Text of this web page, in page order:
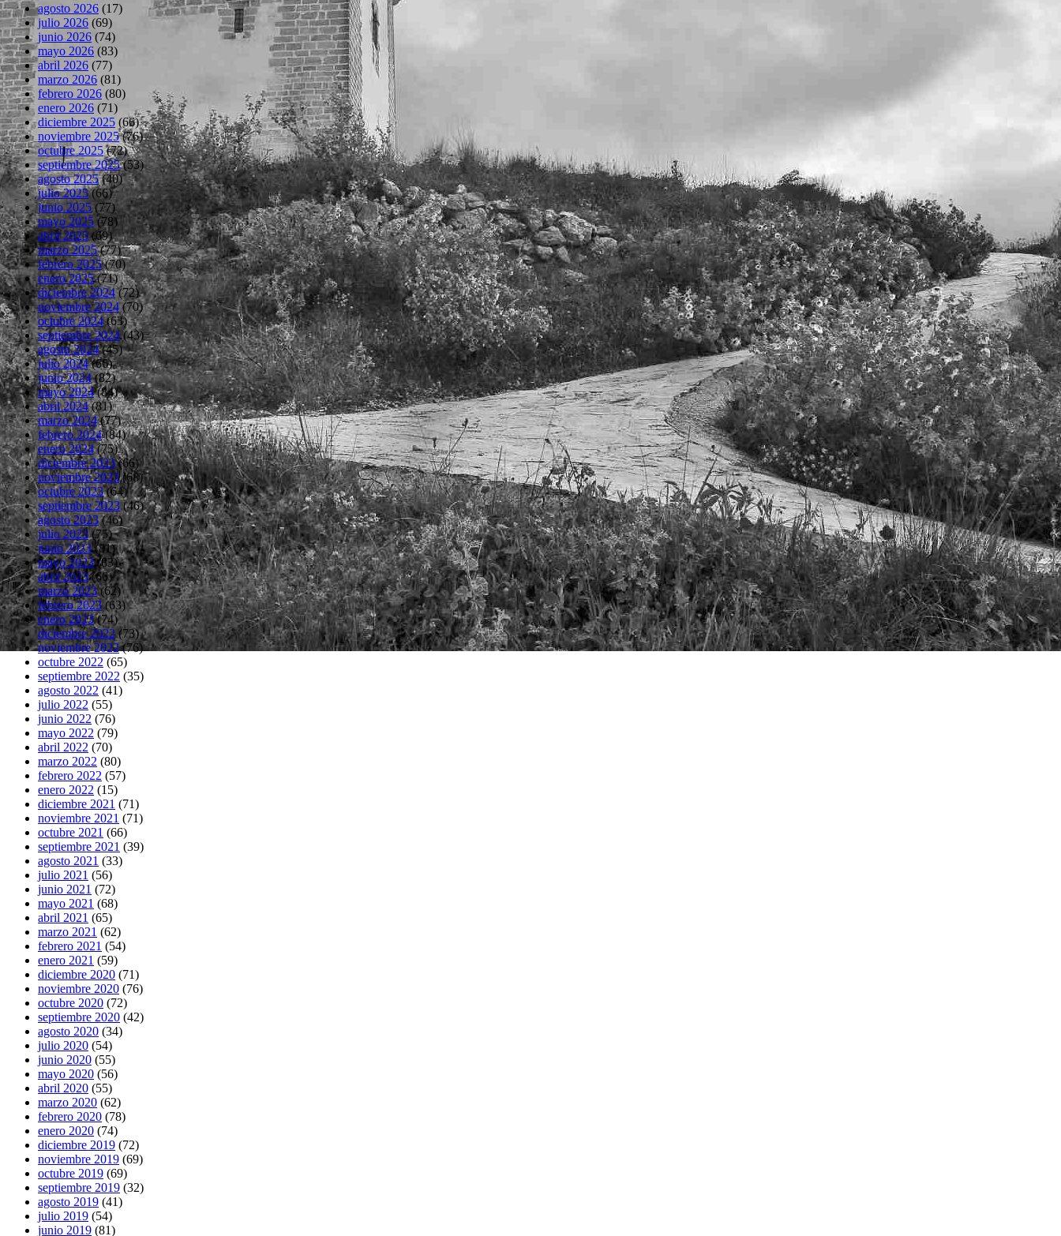
agosto 2026 (17)
julio 2026 (69)
junio 2026 (74)
mayo 2026 (83)
abril 2026 (77)
marzo 2026 (81)
febrero 2026 (80)
enero 2026 (71)
diciembre 2025 (66)
noviembre 2025(76)
octubre 2025(72)
septiembre 2025(53)
agosto 2025(40)
julio 2025(66)
junio 2025(77)
mayo 2025 (78)
abril 2025(69)
marzo 2025(77)
febrero 2025(70)
enero 2025(71)
diciembre 2024(72)
noviembre 2024(70)
octubre 2024(63)
septiembre 2024(43)
agosto 2024(45)
julio 2024(66)
junio 2024(82)
mayo 2024(84)
abril 2024(81)
marzo 2024(77)
febrero 2024(84)
enero 2024(75)
diciembre 2023(66)
noviembre 2023(68)
octubre 2023(64)
septiembre 2023(46)
agosto 2023(46)
julio 2023(75)
junio 2023(81)
mayo 2023(83)
abril 2023(66)
marzo 2023(62)
febrero 2023(63)
enero 2023(74)
diciembre 2022(73)
noviembre 2022(76)
octubre 2022 (65)
septiembre 2022 (35)
agosto 2022 (41)
julio 2022 (55)
junio 2022 (76)
mayo 2022 (79)
abril 2022 (70)
marzo 2022 (80)
febrero 2022 (57)
enero 2022 (15)
diciembre 2021 (71)
noviembre 2021 (71)
octubre 2021 (66)
septiembre 2021 (39)
agosto 2021 (33)
julio 2021 (56)
junio 2021 (72)
mayo 2021 (68)
abril 2021 (65)
marzo 2021 (62)
febrero 2021 (54)
enero 2021 (59)
diciembre 2020 (71)
noviembre 2020 (76)
octubre 2020 (72)
septiembre 2020 (42)
agosto 2020 (34)
julio 2020 (54)
junio 2020 (55)
mayo 2020 (56)
abril 2020 (55)
marzo 2020 (62)
febrero 2020 (78)
enero 2020 (74)
diciembre 2019 (72)
noviembre 2019 (69)
octubre 2019 (69)
septiembre 2019 (32)
agosto 2019 (41)
julio 2019 (54)
junio 2019 (81)